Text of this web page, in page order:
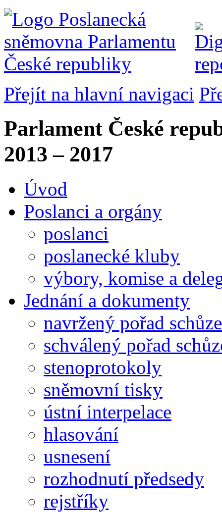
Přejít na hlavní navigaci
Parlament České
2013 – 2017
Úvod
Poslanci a orgány
poslanci
poslanecké kluby
výbory, komise a
Jednání a dokumenty
navržený pořad schůze
schválený pořad
stenoprotokoly
sněmovní tisky
ústní interpelace
hlasování
usnesení
rozhodnutí předsedy
rejstříky